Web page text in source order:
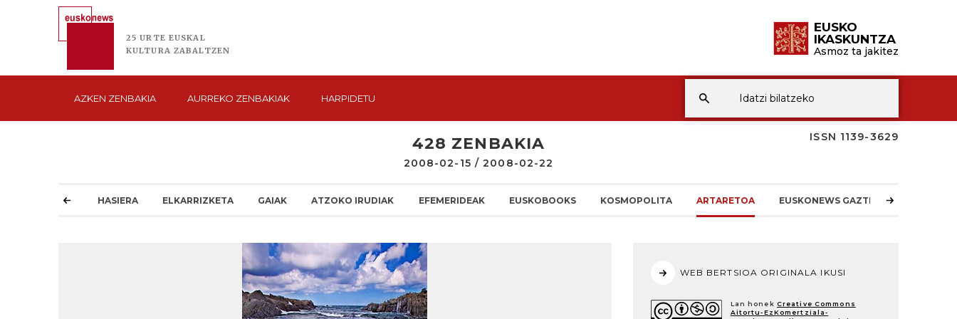
25 URTE EUSKAL
KULTURA ZABALTZEN
EUSKO
IKASKUNTZA
Asmoz ta jakitez
AZKEN ZENBAKIA AURREKO ZENBAKIAK HARPIDETU
ISSN 1139-3629
428 ZENBAKIA
2008-02-15 / 2008-02-22
HASIERA ELKARRIZKETA GAIAK ATZOKO IRUDIAK EFEMERIDEAK EUSKOBOOKS KOSMOPOLITA ARTARETOA EUSKONEWS GAZTEA
WEB BERTSIOA ORIGINALA IKUSI
Lan honek Creative Commons
Aitortu-EzKomertziala-